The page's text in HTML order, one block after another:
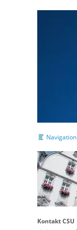
Navigation
Kontakt CSU